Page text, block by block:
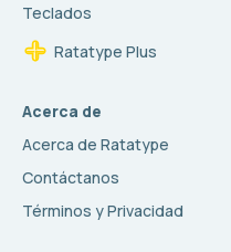
Teclados
Ratatype Plus
Acerca de
Acerca de Ratatype
Contáctanos
Términos y Privacidad